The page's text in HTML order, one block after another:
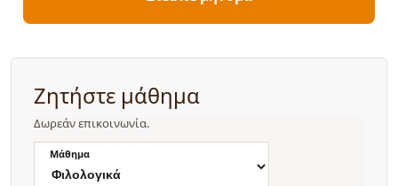
Ζητήστε μάθημα
Δωρεάν επικοινωνία.
Μάθημα